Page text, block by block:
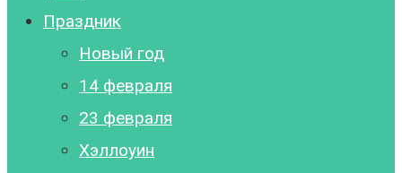
Праздник
Новый год
14 февраля
23 февраля
Хэллоуин